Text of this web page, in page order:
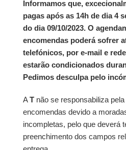
Informamos que,
pagas após as 14h de dia 4
do dia 09/10/2023. O
encomendas poderá sofrer
telefónicos, por e-mail e
estarão condicionados
Pedimos desculpa pelo
AT não se responsabiliza
encomendas devido a
incompletas, pelo que deverá
preenchimento dos campos